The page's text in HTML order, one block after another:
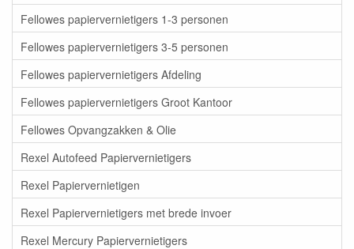
Fellowes papiervernietigers 1-3 personen
Fellowes papiervernietigers 3-5 personen
Fellowes papiervernietigers Afdeling
Fellowes papiervernietigers Groot Kantoor
Fellowes Opvangzakken & Olie
Rexel Autofeed Papiervernietigers
Rexel Papiervernietigen
Rexel Papiervernietigers met brede invoer
Rexel Mercury Papiervernietigers